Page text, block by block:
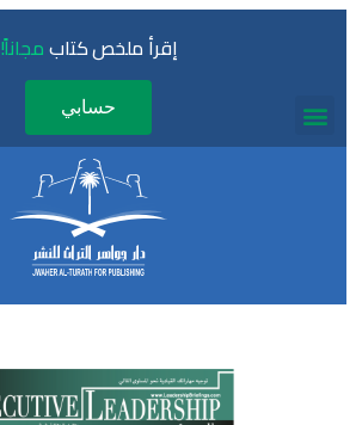
إقرأ ملخص كتابمجاناً!
حسابي